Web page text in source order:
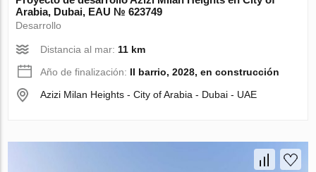
Arabia, Dubai, EAU № 623749
Desarrollo
Distancia al mar: 11 km
Año de finalización: II barrio, 2028, en construcción
Azizi Milan Heights - City of Arabia - Dubai - UAE